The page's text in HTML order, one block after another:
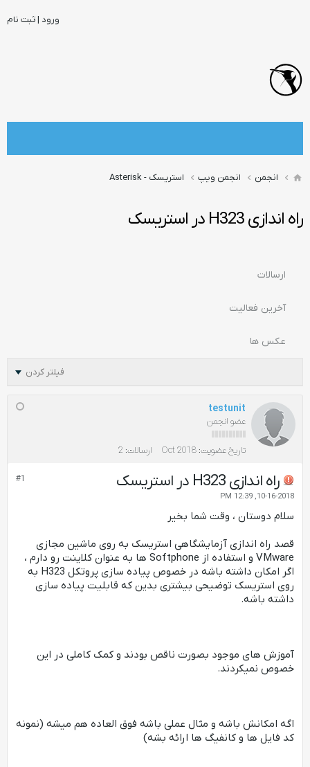
ورود | ثبت نام
انجمن انجمن ویپ استریسک - Asterisk
راه اندازی H323 در استریسک
ارسالات
آخرین فعالیت
عکس ها
فیلتر کردن
testunit
عضو انجمن
تاریخ عضویت: Oct 2018 ارسالات: 2
#1 راه اندازی H323 در استریسک
10-16-2018, 12:39 PM
سلام دوستان ، وقت شما بخیر
قصد راه اندازی آزمایشگاهی استریسک به روی ماشین مجازی
VMware و استفاده از Softphone ها به عنوان کلاینت رو دارم ،
اگر امکان داشته باشه در خصوص پیاده سازی پروتکل H323 به
روی استریسک توضیحی بیشتری بدین که قابلیت پیاده سازی
داشته باشه.
آموزش های موجود بصورت ناقص بودند و کمک کاملی در این
خصوص نمیکردند.
اگه امکانش باشه و مثال عملی باشه فوق العاده هم میشه (نمونه
کد فایل ها و کانفیگ ها ارائه بشه)